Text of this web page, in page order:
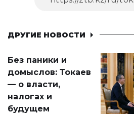
ДРУГИЕ НОВОСТИ
Без паники и
домыслов: Токаев
— о власти,
налогах и
будущем